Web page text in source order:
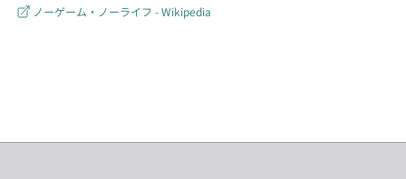
ノーゲーム・ノーライフ - Wikipedia